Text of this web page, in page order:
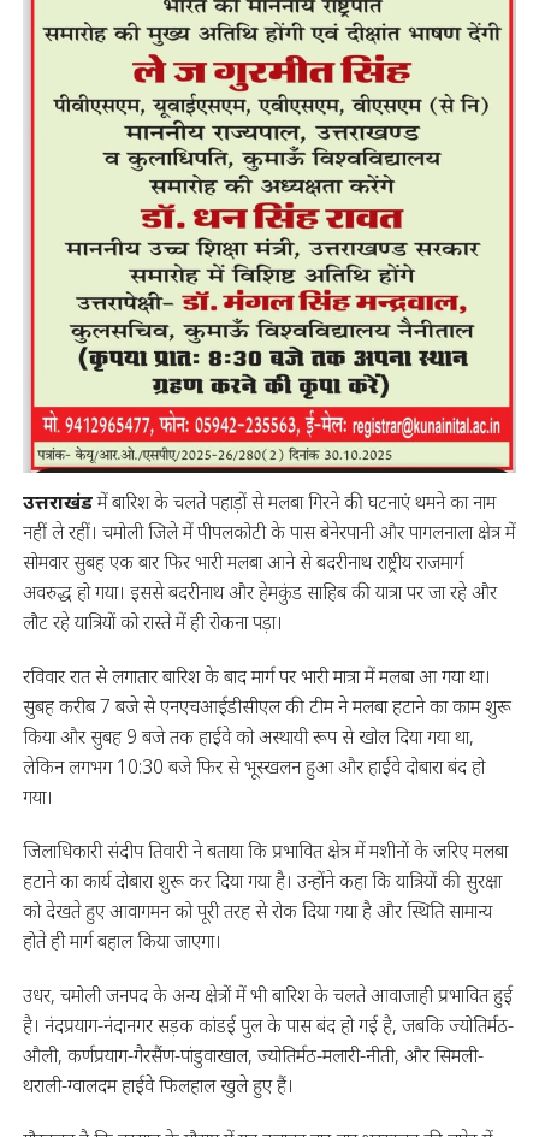
उत्तराखंडमें बारिश के चलते पहाड़ों से मलबा गिरने की घटनाएं थमने का नाम
नहीं ले रहीं। चमोली जिले में पीपलकोटी के पास बेनेरपानी और पागलनाला क्षेत्र में
सोमवार सुबह एक बार फिर भारी मलबा आने से बदरीनाथ राष्ट्रीय राजमार्ग
अवरुद्ध हो गया। इससे बदरीनाथ और हेमकुंड साहिब की यात्रा पर जा रहे और
लौट रहे यात्रियों को रास्ते में ही रोकना पड़ा।
रविवार रात से लगातार बारिश के बाद मार्ग पर भारी मात्रा में मलबा आ गया था।
सुबह करीब 7 बजे से एनएचआईडीसीएल की टीम ने मलबा हटाने का काम शुरू
किया और सुबह 9 बजे तक हाईवे को अस्थायी रूप से खोल दिया गया था,
लेकिन लगभग 10:30 बजे फिर से भूस्खलन हुआ और हाईवे दोबारा बंद हो
गया।
जिलाधिकारी संदीप तिवारी ने बताया कि प्रभावित क्षेत्र में मशीनों के जरिए मलबा
हटाने का कार्य दोबारा शुरू कर दिया गया है। उन्होंने कहा कि यात्रियों की सुरक्षा
को देखते हुए आवागमन को पूरी तरह से रोक दिया गया है और स्थिति सामान्य
होते ही मार्ग बहाल किया जाएगा।
उधर, चमोली जनपद के अन्य क्षेत्रों में भी बारिश के चलते आवाजाही प्रभावित हुई
है। नंदप्रयाग-नंदानगर सड़क कांडई पुल के पास बंद हो गई है, जबकि ज्योतिर्मठ-
औली, कर्णप्रयाग-गैरसैंण-पांडुवाखाल, ज्योतिर्मठ-मलारी-नीती, और सिमली-
थराली-ग्वालदम हाईवे फिलहाल खुले हुए हैं।